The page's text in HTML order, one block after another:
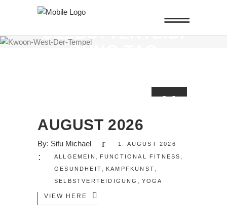
SELBSTVERTEIDI
GUNG TAG
01
AUGUST 2026
By: Sifu Michael 1. AUGUST 2026
ALLGEMEIN , FUNCTIONAL FITNESS ,
GESUNDHEIT , KAMPFKUNST ,
SELBSTVERTEIDIGUNG , YOGA
VIEW HERE